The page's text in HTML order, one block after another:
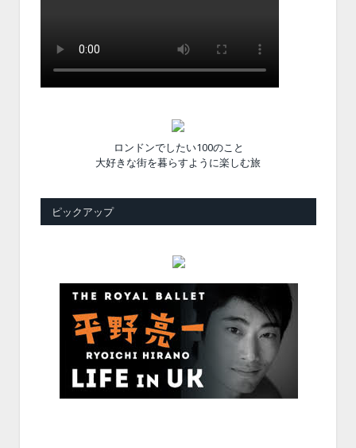
ロンドンでしたい100のこと
大好きな街を暮らすように楽しむ旅
ピックアップ